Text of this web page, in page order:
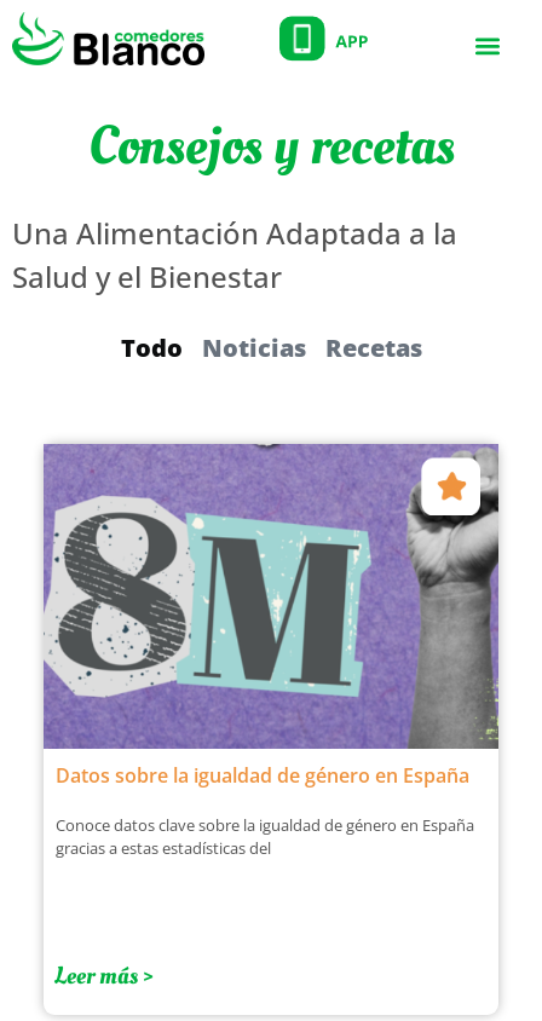
Consejos y recetas
Una Alimentación Adaptada a la
Salud y el Bienestar
Noticias Recetas
Todo
Datos sobre la igualdad de género en España
Conoce datos clave sobre la igualdad de género en España
gracias a estas estadísticas del
Leer más >